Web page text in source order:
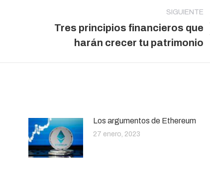
SIGUIENTE
PublicaciónTres principios financieros que
harán crecer tu patrimonio
Los argumentos de Ethereum
27 enero, 2023